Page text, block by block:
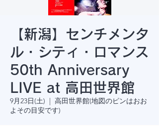
【新潟】センチメンタ
ル・シティ・ロマンス
50th Anniversary
LIVE at 高田世界館
9月23日(土)
  |
高田世界館(地図のピンはおお
よその目安です)